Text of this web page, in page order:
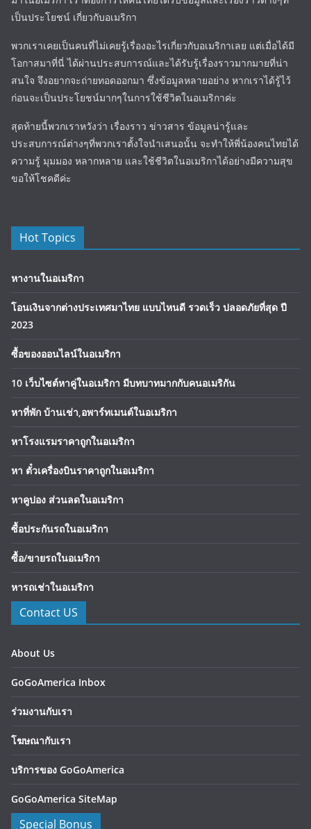
เป็นประโยชน์ เกี่ยวกับอเมริกา
พวกเราเคยเป็นคนที่ไม่เคยรู้เรื่องอะไรเกี่ยวกับอเมริกาเลย แต่เมื่อได้มี
โอกาสมาที่นี่ ได้ผ่านประสบการณ์และได้รับรู้เรื่องราวมากมายที่น่า
สนใจ จึงอยากจะถ่ายทอดออกมา ซึ่งข้อมูลหลายอย่าง หากเราได้รู้ไว้
ก่อนจะเป็นประโยชน์มากๆในการใช้ชีวิตในอเมริกาค่ะ
สุดท้ายนี้พวกเราหวังว่า เรื่องราว ข่าวสาร ข้อมูลน่ารู้และ
ประสบการณ์ต่างๆที่พวกเราตั้งใจนำเสนอนั้น จะทำให้พี่น้องคนไทยได้
ความรู้ มุมมอง หลากหลาย และใช้ชีวิตในอเมริกาได้อย่างมีความสุข
ขอให้โชคดีค่ะ
Hot Topics
หางานในอเมริกา
โอนเงินจากต่างประเทศมาไทย แบบไหนดี รวดเร็ว ปลอดภัยที่สุด ปี
2023
ซื้อของออนไลน์ในอเมริกา
10 เว็บไซต์หาคู่ในอเมริกา มีบทบาทมากกับคนอเมริกัน
หาที่พัก บ้านเช่า,อพาร์ทเมนต์ในอเมริกา
หาโรงแรมราคาถูกในอเมริกา
หา ตั๋วเครื่องบินราคาถูกในอเมริกา
หาคูปอง ส่วนลดในอเมริกา
ซื้อประกันรถในอเมริกา
ซื้อ/ขายรถในอเมริกา
หารถเช่าในอเมริกา
Contact US
About Us
GoGoAmerica Inbox
ร่วมงานกับเรา
โฆษณากับเรา
บริการของ GoGoAmerica
GoGoAmerica SiteMap
Special Bonus